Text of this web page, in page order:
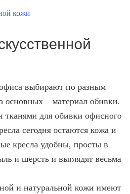
выбирают по разным
основных – материал обивки.
для обивки офисного
сегодня остаются кожа и
кресла удобны, просты в
и шерсть и выглядят весьма
и натуральной кожи имеют